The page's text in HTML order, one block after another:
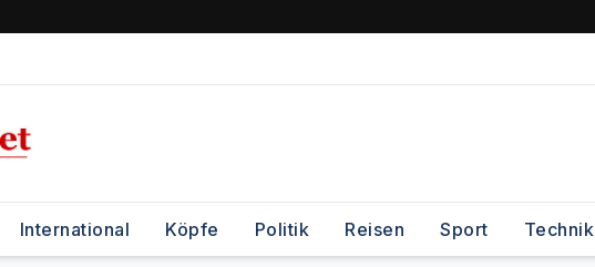
International Köpfe Politik Reisen Sport Technik